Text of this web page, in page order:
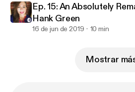
Ep. 15: An Absolutely
Hank Green
16 de jun de 2019 10 min
Mostrar